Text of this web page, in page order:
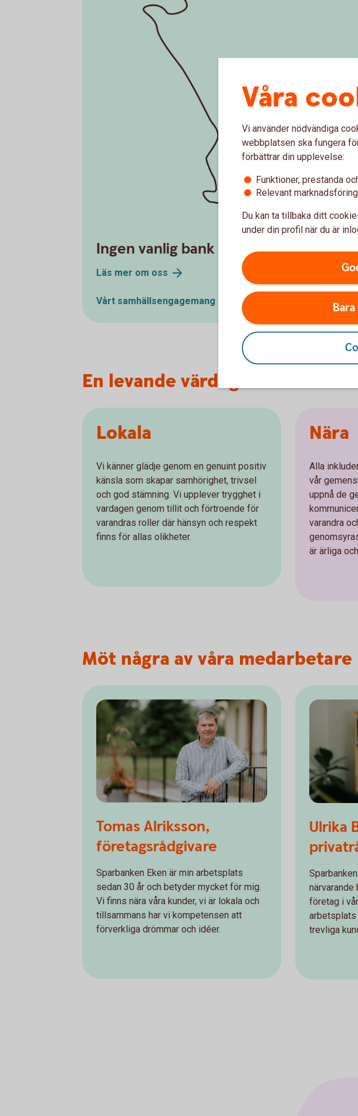
Ingen vanlig bank
Läs mer om oss
Vårt samhällsengagemang
En levande värdegrund
Lokala
Vi känner glädje genom en genuint positiv
känsla som skapar samhörighet, trivsel
och god stämning. Vi upplever trygghet i
vardagen genom tillit och förtroende för
varandras roller där hänsyn och respekt
finns för allas olikheter.
Nära
Alla
vår
uppnå de
varandra
är ärliga
Möt några av våra medarbetare
Tomas Alriksson,
företagsrådgivare
Sparbanken Eken är min arbetsplats
sedan 30 år och betyder mycket för mig.
Vi finns nära våra kunder, vi är lokala och
tillsammans har vi kompetensen att
förverkliga drömmar och idéer.
Ulrika
närvarande
företag i
arbetsplats
trevliga
Våra
Vi använder nödvändiga
webbplatsen ska fungera
förbättrar din upplevelse:
Funktioner, prestanda
Relevant marknadsföring
Du kan ta tillbaka ditt
under din profil när du är